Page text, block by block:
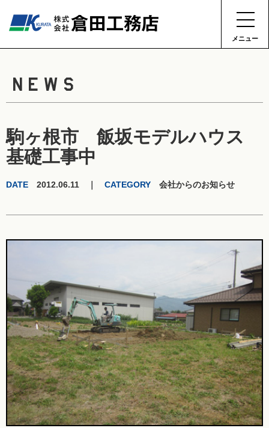
メニュー
NEWS
駒ヶ根市 飯坂モデルハウス
基礎工事中
DATE 2012.06.11 ｜ CATEGORY 会社からのお知らせ